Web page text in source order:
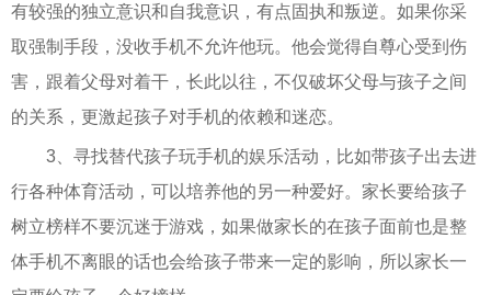
有较强的独立意识和自我意识，有点固执和叛逆。如果你采
取强制手段，没收手机不允许他玩。他会觉得自尊心受到伤
害，跟着父母对着干，长此以往，不仅破坏父母与孩子之间
的关系，更激起孩子对手机的依赖和迷恋。
3、寻找替代孩子玩手机的娱乐活动，比如带孩子出去进
行各种体育活动，可以培养他的另一种爱好。家长要给孩子
树立榜样不要沉迷于游戏，如果做家长的在孩子面前也是整
体手机不离眼的话也会给孩子带来一定的影响，所以家长一